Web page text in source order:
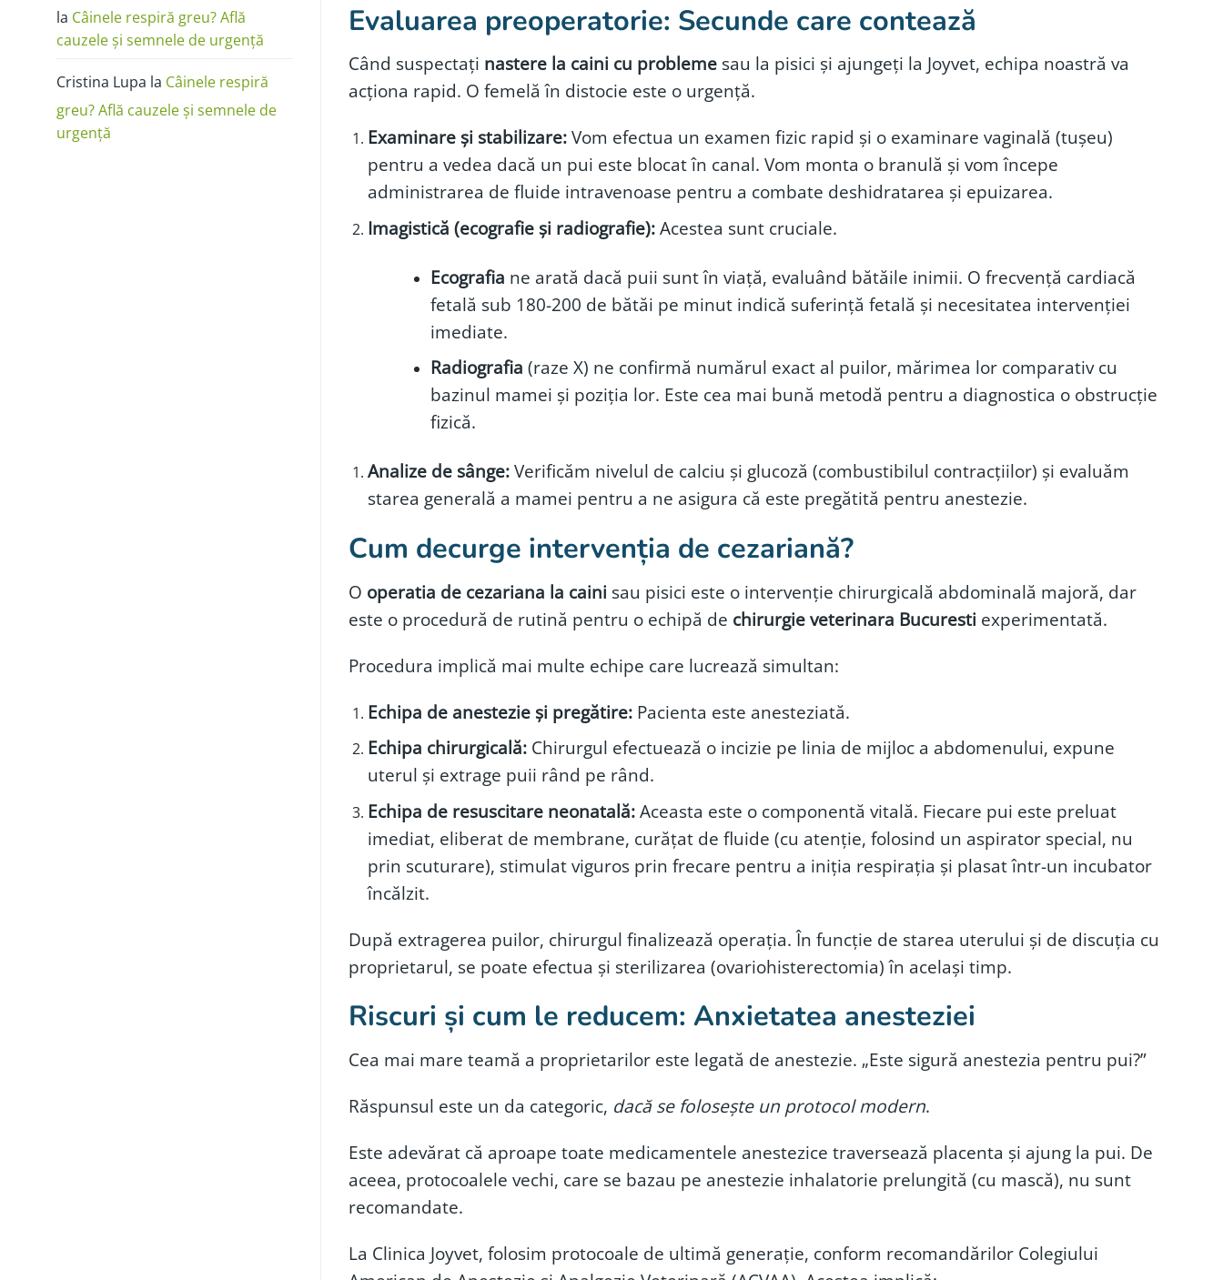
la Câinele respiră greu? Află
cauzele și semnele de urgență
Cristina Lupa la Câinele respiră
greu? Află cauzele și semnele de
urgență
Evaluarea preoperatorie: Secunde care contează
Când suspectați nastere la caini cu probleme sau la pisici și ajungeți la Joyvet, echipa noastră va
acționa rapid. O femelă în distocie este o urgență.
Examinare și stabilizare:Vom efectua un examen fizic rapid și o examinare vaginală (tușeu)
pentru a vedea dacă un pui este blocat în canal. Vom monta o branulă și vom începe
administrarea de fluide intravenoase pentru a combate deshidratarea și epuizarea.
Imagistică (ecografie și radiografie):Acestea sunt cruciale.
Ecografia ne arată dacă puii sunt în viață, evaluând bătăile inimii. O frecvență cardiacă
fetală sub 180-200 de bătăi pe minut indică suferință fetală și necesitatea intervenției
imediate.
Radiografia (raze X) ne confirmă numărul exact al puilor, mărimea lor comparativ cu
bazinul mamei și poziția lor. Este cea mai bună metodă pentru a diagnostica o obstrucție
fizică.
Analize de sânge:Verificăm nivelul de calciu și glucoză (combustibilul contracțiilor) și evaluăm
starea generală a mamei pentru a ne asigura că este pregătită pentru anestezie.
Cum decurge intervenția de cezariană?
O operatia de cezariana la caini sau pisici este o intervenție chirurgicală abdominală majoră, dar
este o procedură de rutină pentru o echipă de chirurgie veterinara Bucuresti experimentată.
Procedura implică mai multe echipe care lucrează simultan:
Echipa de anestezie și pregătire:Pacienta este anesteziată.
Echipa chirurgicală:Chirurgul efectuează o incizie pe linia de mijloc a abdomenului, expune
uterul și extrage puii rând pe rând.
Echipa de resuscitare neonatală:Aceasta este o componentă vitală. Fiecare pui este preluat
imediat, eliberat de membrane, curățat de fluide (cu atenție, folosind un aspirator special, nu
prin scuturare), stimulat viguros prin frecare pentru a iniția respirația și plasat într-un incubator
încălzit.
După extragerea puilor, chirurgul finalizează operația. În funcție de starea uterului și de discuția cu
proprietarul, se poate efectua și sterilizarea (ovariohisterectomia) în același timp.
Riscuri și cum le reducem: Anxietatea anesteziei
Cea mai mare teamă a proprietarilor este legată de anestezie. „Este sigură anestezia pentru pui?”
Răspunsul este un da categoric, dacă se folosește un protocol modern.
Este adevărat că aproape toate medicamentele anestezice traversează placenta și ajung la pui. De
aceea, protocoalele vechi, care se bazau pe anestezie inhalatorie prelungită (cu mască), nu sunt
recomandate.
La Clinica Joyvet, folosim protocoale de ultimă generație, conform recomandărilor Colegiului